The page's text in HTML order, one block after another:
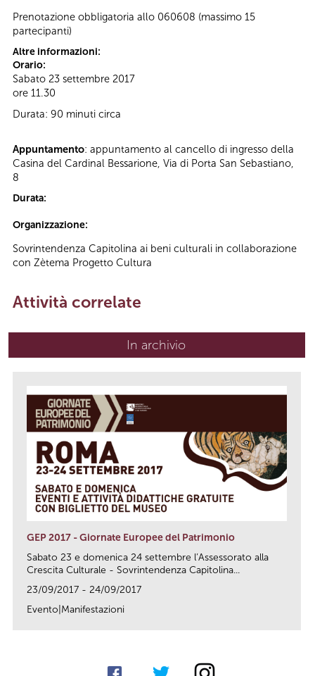
Prenotazione obbligatoria allo 060608 (massimo 15
partecipanti)
Altre informazioni:
Orario:
Sabato 23 settembre 2017
ore 11.30
Durata: 90 minuti circa
Appuntamento: appuntamento al cancello di ingresso della
Casina del Cardinal Bessarione, Via di Porta San Sebastiano,
8
Durata:
Organizzazione:
Sovrintendenza Capitolina ai beni culturali in collaborazione
con Zètema Progetto Cultura
Attività correlate
In archivio
GEP 2017 - Giornate Europee del Patrimonio
Sabato 23 e domenica 24 settembre l’Assessorato alla
Crescita Culturale - Sovrintendenza Capitolina...
23/09/2017 - 24/09/2017
Evento|Manifestazioni